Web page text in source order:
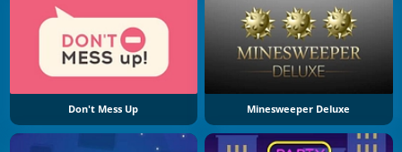
Don't Mess Up Minesweeper Deluxe